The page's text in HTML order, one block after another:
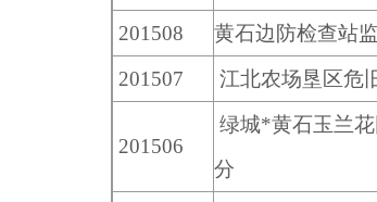
201508
黄石边防检查站
201507
江北农场垦区危
201506
绿城*黄石玉兰
分